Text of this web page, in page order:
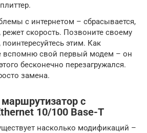
с интернетом – сбрасывается,
скорость. Позвоните своему
поинтересуйтесь этим. Как
вспомню свой первый модем – он
бесконечно перезагружался.
замена.
с
10/100 Base-T
насколько модификаций –